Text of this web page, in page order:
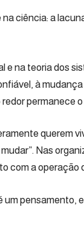
ciência: a
e na teoria dos
à
permanece o
querem
Nas
com a operação
um pensamento,